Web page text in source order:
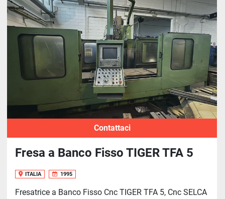
Contattaci
Fresa a Banco Fisso TIGER TFA 5
ITALIA 1995
Fresatrice a Banco Fisso Cnc TIGER TFA 5, Cnc SELCA